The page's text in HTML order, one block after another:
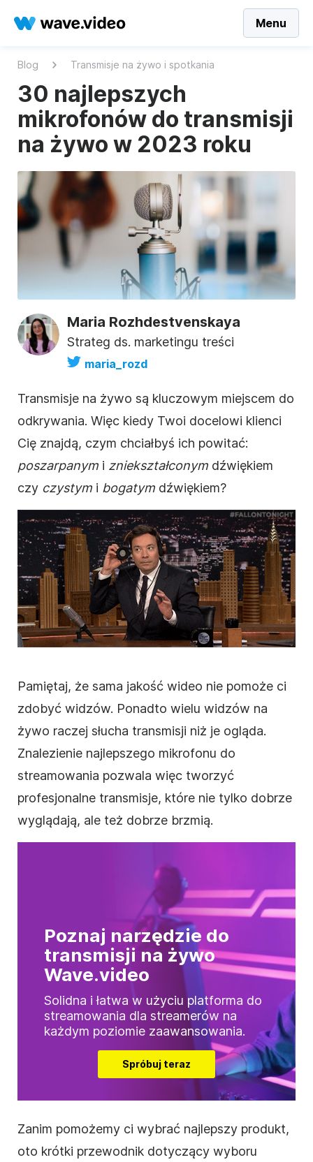
Menu
Blog Transmisje na żywo i spotkania
30 najlepszych
mikrofonów do transmisji
na żywo w 2023 roku
Maria Rozhdestvenskaya
Strateg ds. marketingu treści
maria_rozd
Transmisje na żywo są kluczowym miejscem do
odkrywania. Więc kiedy Twoi docelowi klienci
Cię znajdą, czym chciałbyś ich powitać:
poszarpanym i zniekształconym dźwiękiem
czy czystym i bogatym dźwiękiem?
Pamiętaj, że sama jakość wideo nie pomoże ci
zdobyć widzów. Ponadto wielu widzów na
żywo raczej słucha transmisji niż je ogląda.
Znalezienie najlepszego mikrofonu do
streamowania pozwala więc tworzyć
profesjonalne transmisje, które nie tylko dobrze
wyglądają, ale też dobrze brzmią.
Poznaj narzędzie do
transmisji na żywo
Wave.video
Solidna i łatwa w użyciu platforma do
streamowania dla streamerów na
każdym poziomie zaawansowania.
Spróbuj teraz
Zanim pomożemy ci wybrać najlepszy produkt,
oto krótki przewodnik dotyczący wyboru